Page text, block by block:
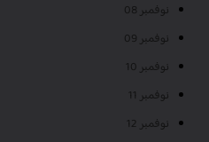
نوفمبر 08
نوفمبر 09
نوفمبر 10
نوفمبر 11
نوفمبر 12